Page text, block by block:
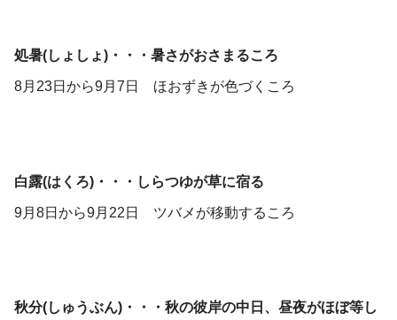
処暑(しょしょ)・・・暑さがおさまるころ
8月23日から9月7日 ほおずきが色づくころ
白露(はくろ)・・・しらつゆが草に宿る
9月8日から9月22日 ツバメが移動するころ
秋分(しゅうぶん)・・・秋の彼岸の中日、昼夜がほぼ等し